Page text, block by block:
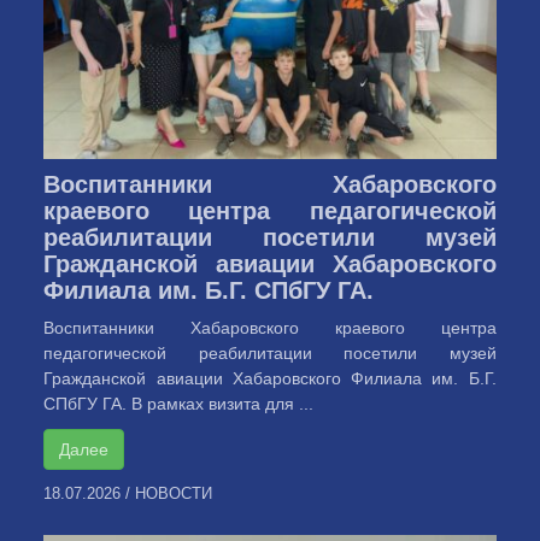
Воспитанники Хабаровского
краевого центра педагогической
реабилитации посетили музей
Гражданской авиации Хабаровского
Филиала им. Б.Г. СПбГУ ГА.
Воспитанники Хабаровского краевого центра
педагогической реабилитации посетили музей
Гражданской авиации Хабаровского Филиала им. Б.Г.
СПбГУ ГА. В рамках визита для ...
Далее
18.07.2026 / НОВОСТИ